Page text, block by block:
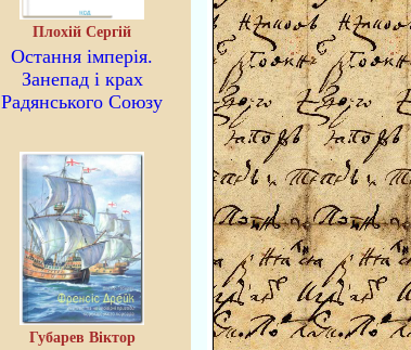
Плохій Сергій
Остання імперія.
Занепад і крах
Радянського Союзу
Губарев Віктор